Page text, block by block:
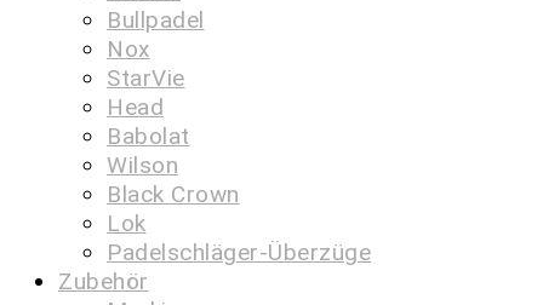
Bullpadel
Nox
StarVie
Head
Babolat
Wilson
Black Crown
Lok
Padelschläger-Überzüge
Zubehör